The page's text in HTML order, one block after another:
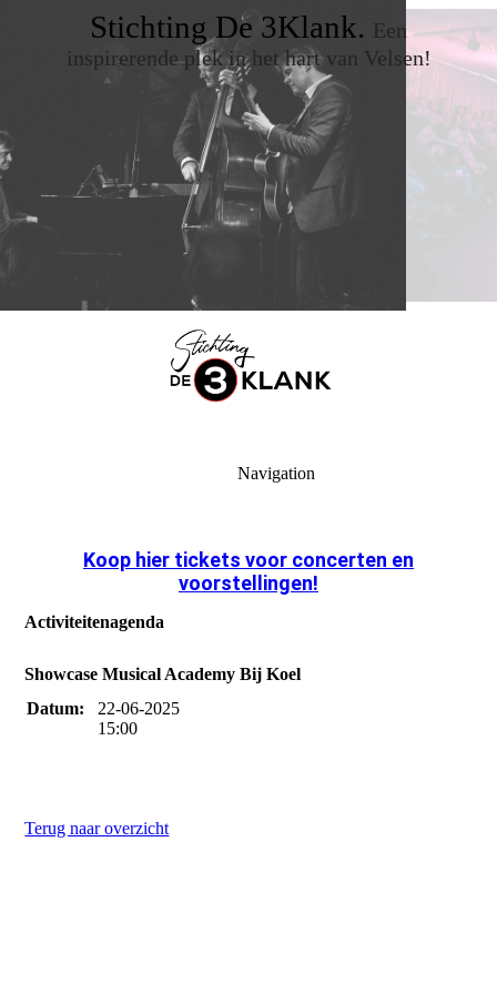
Stichting De 3Klank. Een
inspirerende plek in het hart van Velsen!
Navigation
Koop hier tickets voor concerten en
voorstellingen!
Activiteitenagenda
Showcase Musical Academy Bij Koel
Datum:
22-06-2025
15:00
Terug naar overzicht